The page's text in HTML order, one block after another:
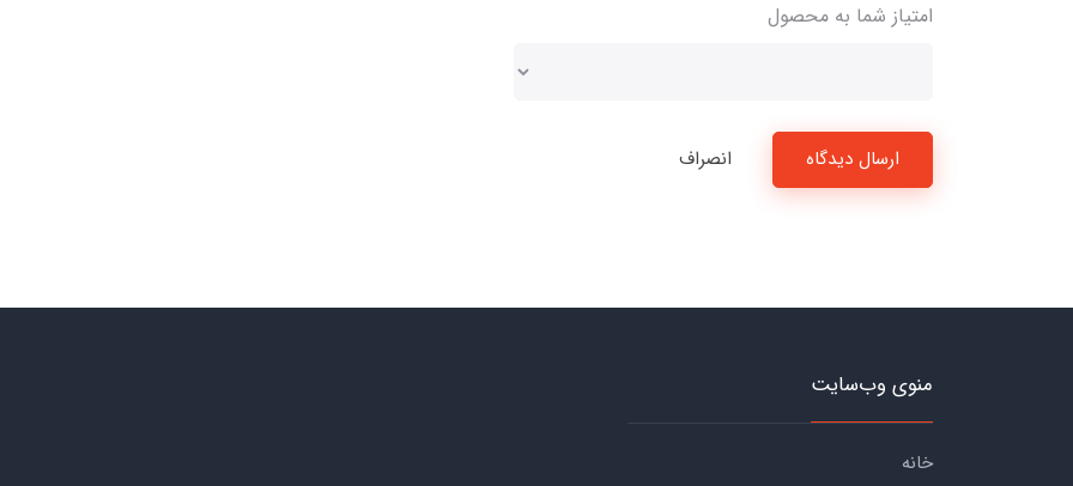
امتیاز شما به محصول
ارسال دیدگاه انصراف
منوی وب‌سایت
خانه